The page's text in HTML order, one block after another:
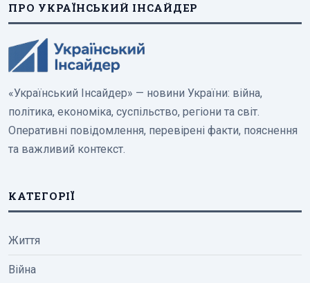
ПРО УКРАЇНСЬКИЙ ІНСАЙДЕР
«Український Інсайдер» — новини України: війна,
політика, економіка, суспільство, регіони та світ.
Оперативні повідомлення, перевірені факти, пояснення
та важливий контекст.
КАТЕГОРІЇ
Життя
Війна